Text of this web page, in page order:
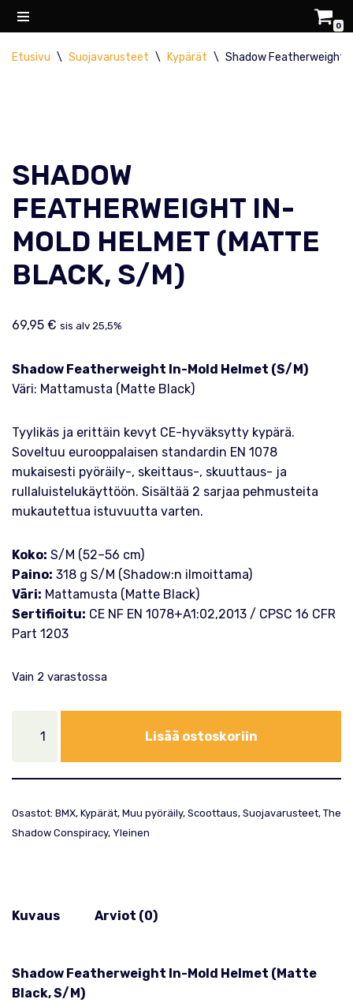
suoraan
0
Etusivu \ Suojavarusteet \ Kypärät \ Shadow Featherweight
SHADOW
FEATHERWEIGHT IN-
MOLD HELMET (MATTE
BLACK, S/M)
69,95 € sis alv 25,5%
Shadow Featherweight In-Mold Helmet (S/M)
Väri: Mattamusta (Matte Black)
Tyylikäs ja erittäin kevyt CE-hyväksytty kypärä.
Soveltuu eurooppalaisen standardin EN 1078
mukaisesti pyöräily-, skeittaus-, skuuttaus- ja
rullaluistelukäyttöön. Sisältää 2 sarjaa pehmusteita
mukautettua istuvuutta varten.
Koko: S/M (52–56 cm)
Paino: 318 g S/M (Shadow:n ilmoittama)
Väri: Mattamusta (Matte Black)
Sertifioitu: CE NF EN 1078+A1:02,2013 / CPSC 16 CFR
Part 1203
Vain 2 varastossa
Lisää ostoskoriin
Osastot: BMX, Kypärät, Muu pyöräily, Scoottaus, Suojavarusteet, The
Shadow Conspiracy, Yleinen
Kuvaus Arviot (0)
Shadow Featherweight In-Mold Helmet (Matte
Black, S/M)